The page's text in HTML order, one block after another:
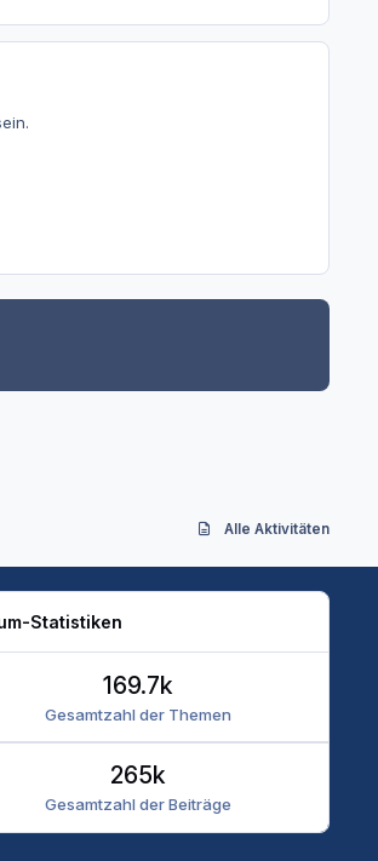
Alle Aktivitäten
Statistiken
Gesamtzahl der Themen
169.7k
Gesamtzahl der Beiträge
265k